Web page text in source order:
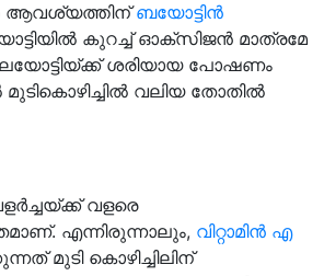
ആവശ്യത്തിന്ബയോട്ടിൻ
കുറച്ച് ഓക്സിജൻ മാത്രമേ
ശരിയായ പോഷണം
മുടികൊഴിച്ചിൽ വലിയ തോതിൽ
വളരെ
എന്നിരുന്നാലും, വിറ്റാമിൻ എ
മുടി കൊഴിച്ചിലിന്